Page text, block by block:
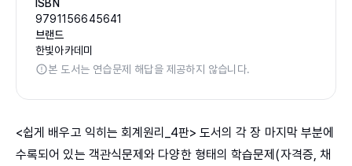
ISBN
9791156645641
브랜드
한빛아카데미
본 도서는 연습문제 해답을 제공하지 않습니다.
<쉽게 배우고 익히는 회계원리_4판> 도서의 각 장 마지막 부분에
수록되어 있는 객관식문제와 다양한 형태의 학습문제(자격증, 채